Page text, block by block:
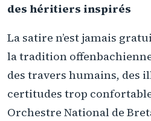
des héritiers inspirés
La satire n’est jamais
la tradition
des travers humains, des
certitudes trop
Orchestre National de